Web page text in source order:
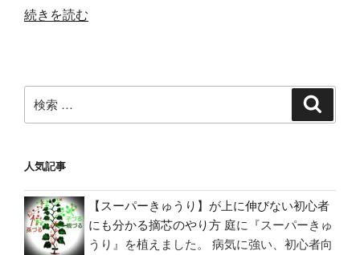
“１
の
大
い
イ
ズ
【プ
続きを読む
索:
人気記事
【スーパーきゅうり】が上に伸びない初心者
にも分かる摘芯のやり方 庭に『スーパーきゅ
うり』を植えました。 病気に強い、初心者向